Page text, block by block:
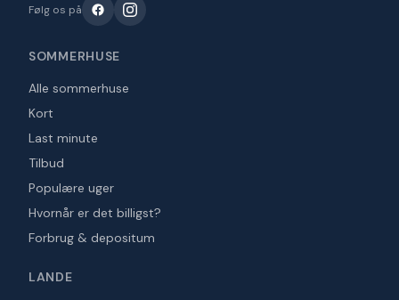
Følg os på
SOMMERHUSE
Alle sommerhuse
Kort
Last minute
Tilbud
Populære uger
Hvornår er det billigst?
Forbrug & depositum
LANDE